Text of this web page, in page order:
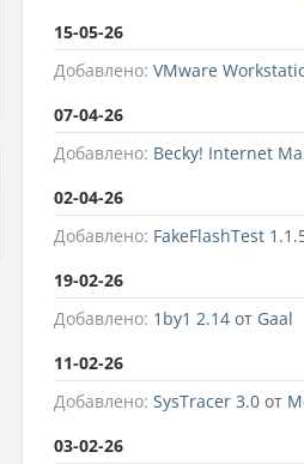
15-05-26
Добавлено: VMware
07-04-26
Добавлено: Becky! Internet
02-04-26
Добавлено: FakeFlashTest
19-02-26
Добавлено: 1by1 2.14 от Gaal
11-02-26
Добавлено: SysTracer 3.0 от
03-02-26